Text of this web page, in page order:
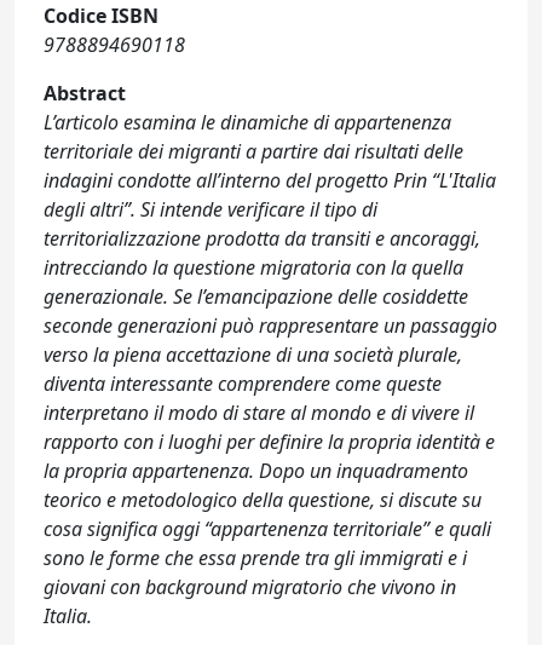
Codice ISBN
9788894690118
Abstract
L’articolo esamina le dinamiche di appartenenza
territoriale dei migranti a partire dai risultati delle
indagini condotte all’interno del progetto Prin “L'Italia
degli altri”. Si intende verificare il tipo di
territorializzazione prodotta da transiti e ancoraggi,
intrecciando la questione migratoria con la quella
generazionale. Se l’emancipazione delle cosiddette
seconde generazioni può rappresentare un passaggio
verso la piena accettazione di una società plurale,
diventa interessante comprendere come queste
interpretano il modo di stare al mondo e di vivere il
rapporto con i luoghi per definire la propria identità e
la propria appartenenza. Dopo un inquadramento
teorico e metodologico della questione, si discute su
cosa significa oggi “appartenenza territoriale” e quali
sono le forme che essa prende tra gli immigrati e i
giovani con background migratorio che vivono in
Italia.